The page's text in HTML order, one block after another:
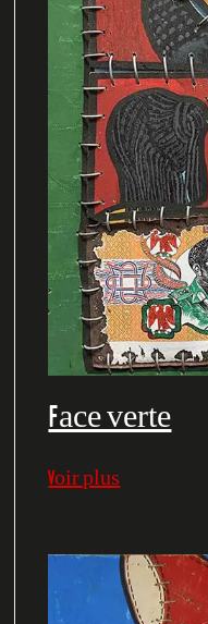
Face verte
Voir plus